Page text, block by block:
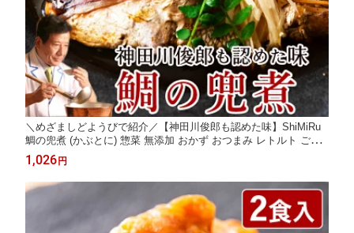
＼めざましどようびで紹介／【神田川俊郎も認めた味】ShiMiRu
鯛の兜煮 (かぶとに) 惣菜 無添加 おかず おつまみ レトルト ごは
ん あら煮 和食 お取り寄せ グルメ 国産 特大 煮魚 海鮮 高級 常温
レンチン 個食 一人前 味源
1,026 円